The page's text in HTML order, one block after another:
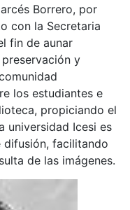
Borrero, por
con la Secretaria
fin de aunar
y
los estudiantes e
propiciando el
universidad Icesi es
difusión, facilitando
de las imágenes.